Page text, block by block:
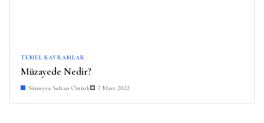
TEMEL KAVRAMLAR
Müzayede Nedir?
Sümeyra Sultan Öztürk 7 Mart 2022